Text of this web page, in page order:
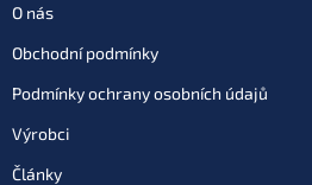
O nás
Obchodní podmínky
Podmínky ochrany osobních údajů
Výrobci
Články